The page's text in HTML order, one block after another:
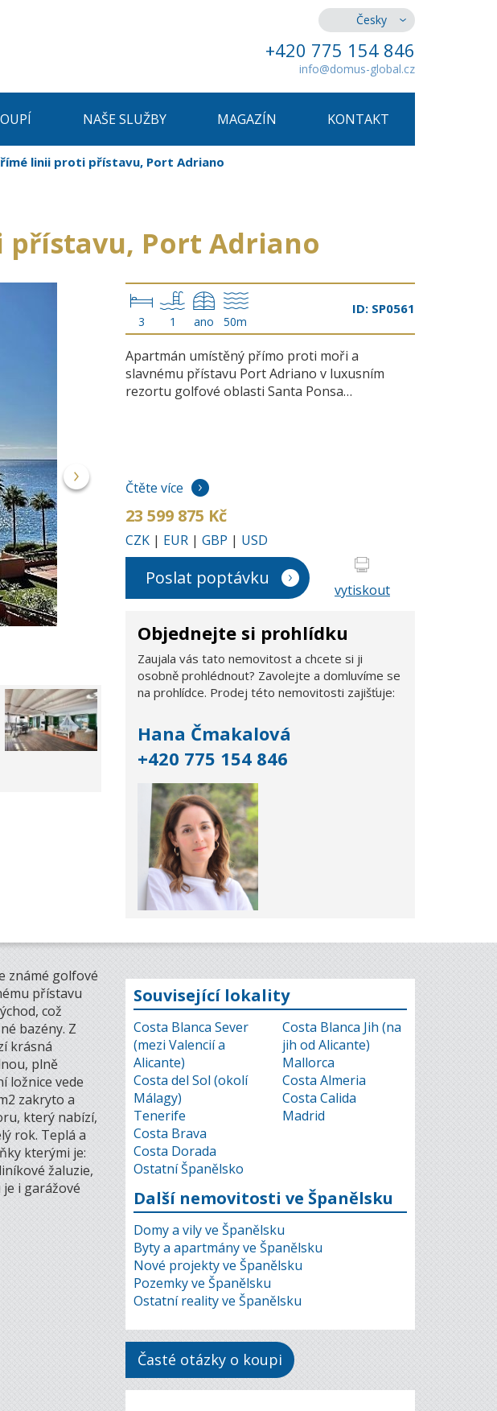
Česky
+420 775 154 846
info@domus-global.cz
NAŠE SLUŽBY MAGAZÍN KONTAKT
linii proti přístavu, Port Adriano
Port Adriano
3 1 ano 50m
ID: SP0561
Apartmán umístěný přímo proti moři a
slavnému přístavu Port Adriano v luxusním
rezortu golfové oblasti Santa Ponsa…
Čtěte více
23 599 875 Kč
CZK | EUR | GBP | USD
Poslat poptávku
vytiskout
Objednejte si prohlídku
Zaujala vás tato nemovitost a chcete si ji
osobně prohlédnout? Zavolejte a domluvíme se
na prohlídce. Prodej této nemovitosti zajišťuje:
Hana Čmakalová
+420 775 154 846
známé golfové
přístavu
což
bazény. Z
krásná
plně
ložnice vede
zakryto a
který nabízí,
rok. Teplá a
kterými je:
žaluzie,
i garážové
Související lokality
Costa Blanca Sever
(mezi Valencií a
Alicante)
Costa del Sol (okolí
Málagy)
Tenerife
Costa Brava
Costa Dorada
Ostatní Španělsko
Costa Blanca Jih (na
jih od Alicante)
Mallorca
Costa Almeria
Costa Calida
Madrid
Další nemovitosti ve Španělsku
Domy a vily ve Španělsku
Byty a apartmány ve Španělsku
Nové projekty ve Španělsku
Pozemky ve Španělsku
Ostatní reality ve Španělsku
Časté otázky o koupi